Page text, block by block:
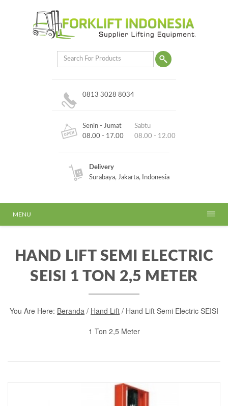
0813 3028 8034
Senin - Jumat
08.00 - 17.00
Sabtu
08.00 - 12.00
Delivery
Surabaya, Jakarta, Indonesia
MENU
HAND LIFT SEMI ELECTRIC
SEISI 1 TON 2,5 METER
You Are Here: Beranda / Hand Lift / Hand Lift Semi Electric SEISI
1 Ton 2,5 Meter